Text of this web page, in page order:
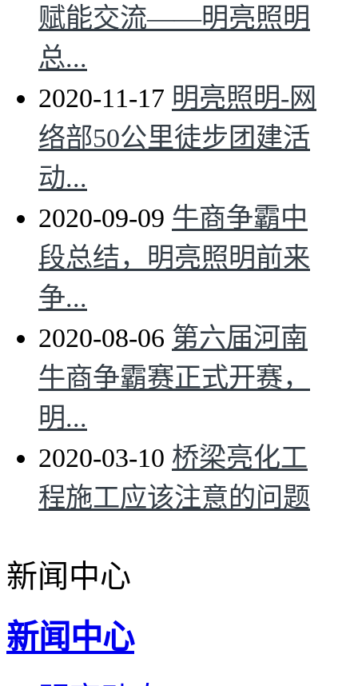
赋能交流——明亮照明
总...
2020-11-17 明亮照明-网
络部50公里徒步团建活
动...
2020-09-09 牛商争霸中
段总结，明亮照明前来
争...
2020-08-06 第六届河南
牛商争霸赛正式开赛，
明...
2020-03-10 桥梁亮化工
程施工应该注意的问题
新闻中心
新闻中心